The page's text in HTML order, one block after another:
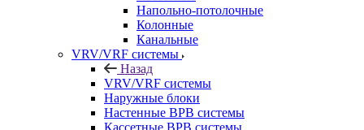
Напольно-потолочные
Колонные
Канальные
VRV/VRF системы
Назад
VRV/VRF системы
Наружные блоки
Настенные ВРВ системы
Кассетные ВРВ системы